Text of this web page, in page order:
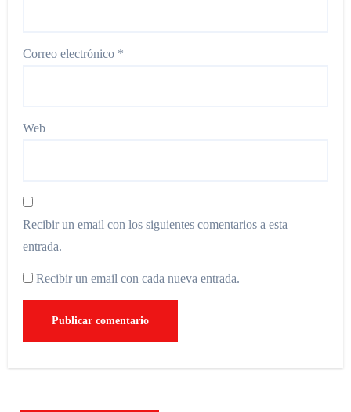
Correo electrónico *
Web
Recibir un email con los siguientes comentarios a esta
entrada.
Recibir un email con cada nueva entrada.